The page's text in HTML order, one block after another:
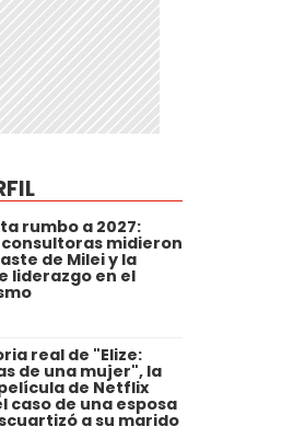
rumbo a 2027:
midieron
de Milei y la
liderazgo en el
real de "Elize:
de una mujer", la
de Netflix
caso de una esposa
a su marido